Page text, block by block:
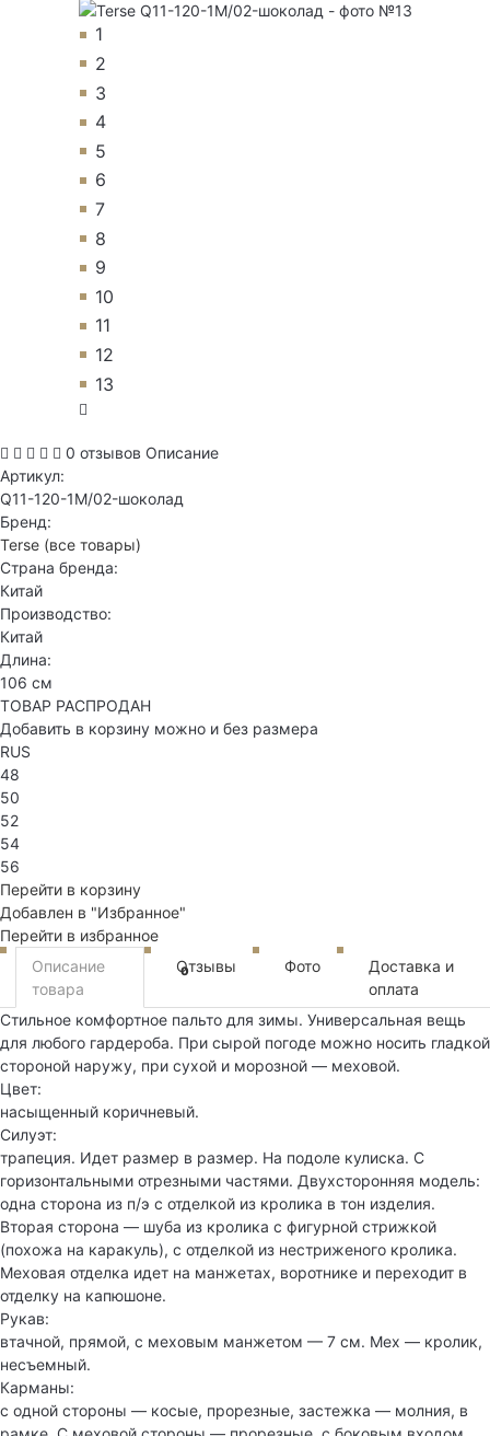
1
2
3
4
5
6
7
8
9
10
11
12
13
0 отзывов Описание
Артикул:
Q11-120-1M/02-шоколад
Бренд:
Terse (все товары)
Страна бренда:
Китай
Производство:
Китай
Длина:
106 см
ТОВАР РАСПРОДАН
Добавить в корзину можно и без размера
RUS
48
50
52
54
56
Перейти в корзину
Добавлен в "Избранное"
Перейти в избранное
Описание
товара
Отзывы
0 Фото
Доставка и
оплата
Стильное комфортное пальто для зимы. Универсальная вещь
для любого гардероба. При сырой погоде можно носить гладкой
стороной наружу, при сухой и морозной — меховой.
Цвет:
насыщенный коричневый.
Силуэт:
трапеция. Идет размер в размер. На подоле кулиска. С
горизонтальными отрезными частями. Двухсторонняя модель:
одна сторона из п/э с отделкой из кролика в тон изделия.
Вторая сторона — шуба из кролика с фигурной стрижкой
(похожа на каракуль), с отделкой из нестриженого кролика.
Меховая отделка идет на манжетах, воротнике и переходит в
отделку на капюшоне.
Рукав:
втачной, прямой, с меховым манжетом — 7 см. Мех — кролик,
несъемный.
Карманы:
с одной стороны — косые, прорезные, застежка — молния, в